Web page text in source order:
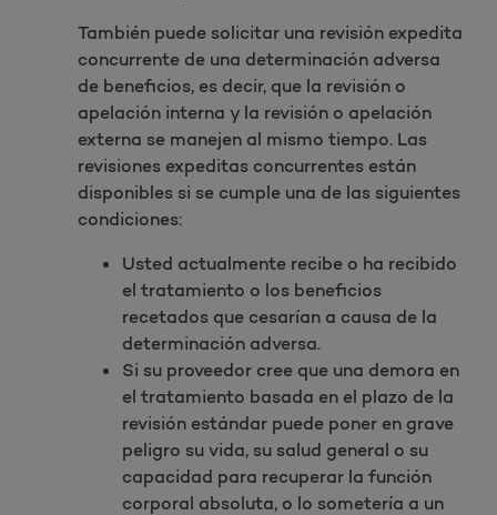
También puede solicitar una revisión expedita
concurrente de una determinación adversa
de beneficios, es decir, que la revisión o
apelación interna y la revisión o apelación
externa se manejen al mismo tiempo. Las
revisiones expeditas concurrentes están
disponibles si se cumple una de las siguientes
condiciones:
Usted actualmente recibe o ha recibido
el tratamiento o los beneficios
recetados que cesarían a causa de la
determinación adversa.
Si su proveedor cree que una demora en
el tratamiento basada en el plazo de la
revisión estándar puede poner en grave
peligro su vida, su salud general o su
capacidad para recuperar la función
corporal absoluta, o lo sometería a un